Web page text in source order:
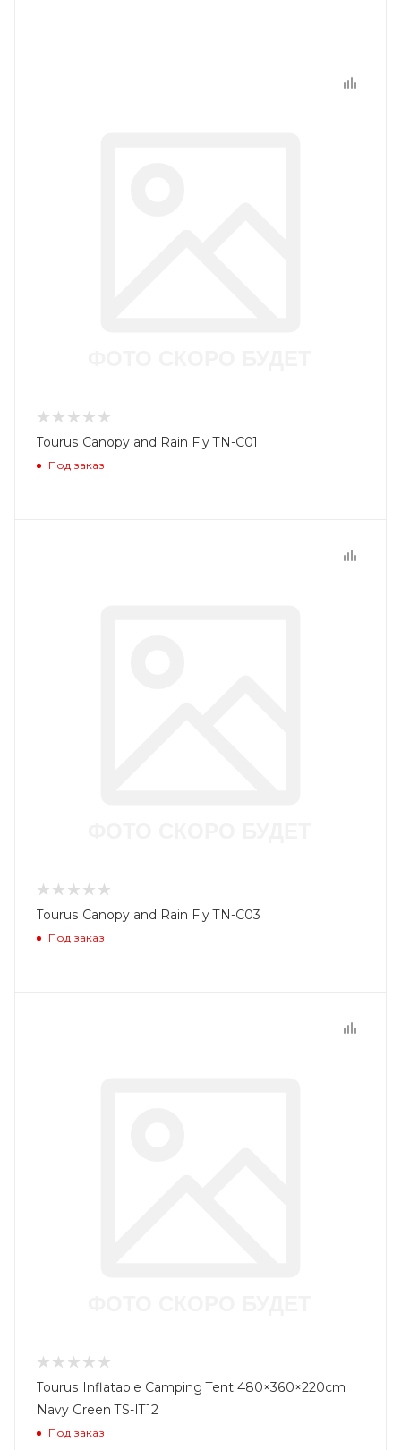
Tourus Canopy and Rain Fly TN-C01
Под заказ
Tourus Canopy and Rain Fly TN-C03
Под заказ
Tourus Inflatable Camping Tent 480×360×220cm
Navy Green TS-IT12
Под заказ